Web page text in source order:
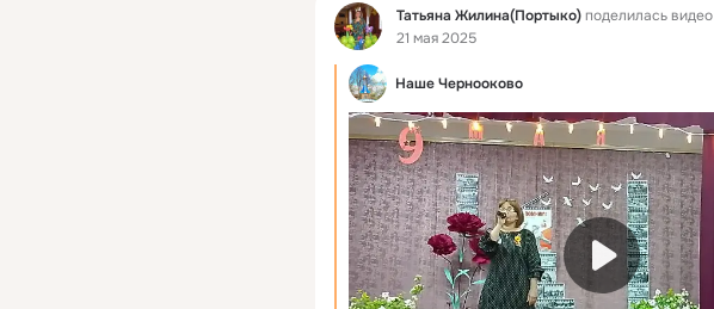
Фид Татьяна Жилина(Портыко)поделилась видео
21 мая 2025
Наше Чернооково